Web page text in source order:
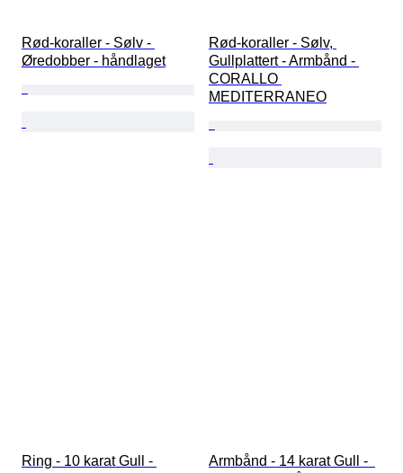
Rød-koraller - Sølv -
Øredobber - håndlaget
Rød-koraller - Sølv,
Gullplattert - Armbånd -
CORALLO
MEDITERRANEO
Ring - 10 karat Gull -
Armbånd - 14 karat Gull -